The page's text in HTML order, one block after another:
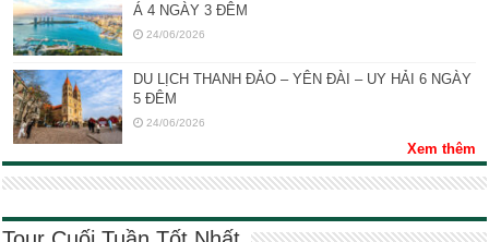
Á 4 NGÀY 3 ĐÊM
24/06/2026
DU LỊCH THANH ĐẢO – YÊN ĐÀI – UY HẢI 6 NGÀY
5 ĐÊM
24/06/2026
Xem thêm